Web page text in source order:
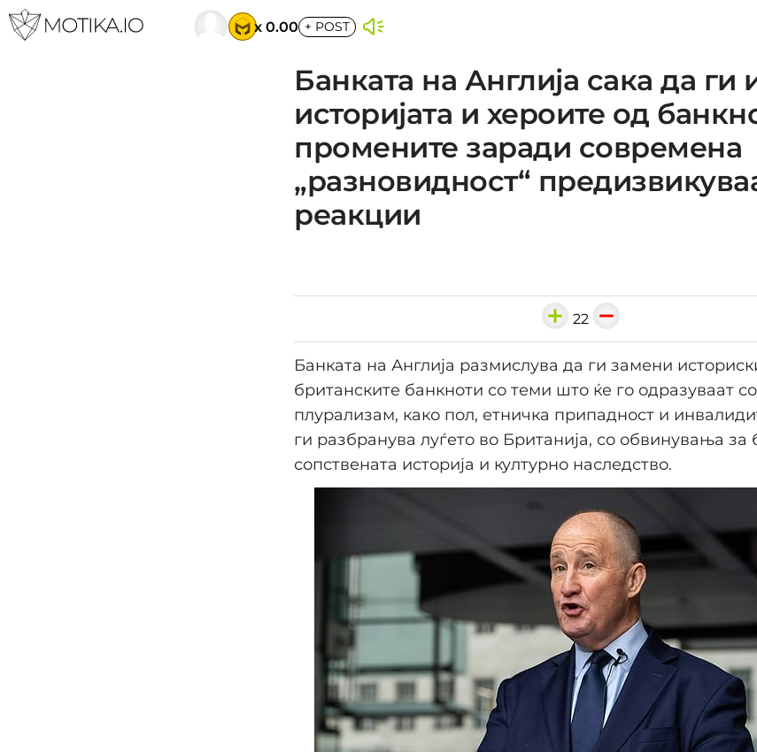
x 0.00 + POST
Банката на Англија сака да
историјата и хероите од
промените заради современа
„разновидност“
реакции
22
Банката на Англија размислува да ги замени
британските банкноти со теми што ќе го одразуваат
плурализам, како пол, етничка припадност и
ги разбранува луѓето во Британија, со обвинувања за
сопствената историја и културно наследство.